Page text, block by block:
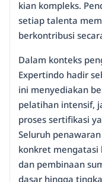
kian kompleks.
setiap talenta
berkontribusi
Dalam konteks
Expertindo hadir
ini menyediakan
pelatihan intensif,
proses sertifikasi
Seluruh
konkret
dan pembinaan
dasar hingga